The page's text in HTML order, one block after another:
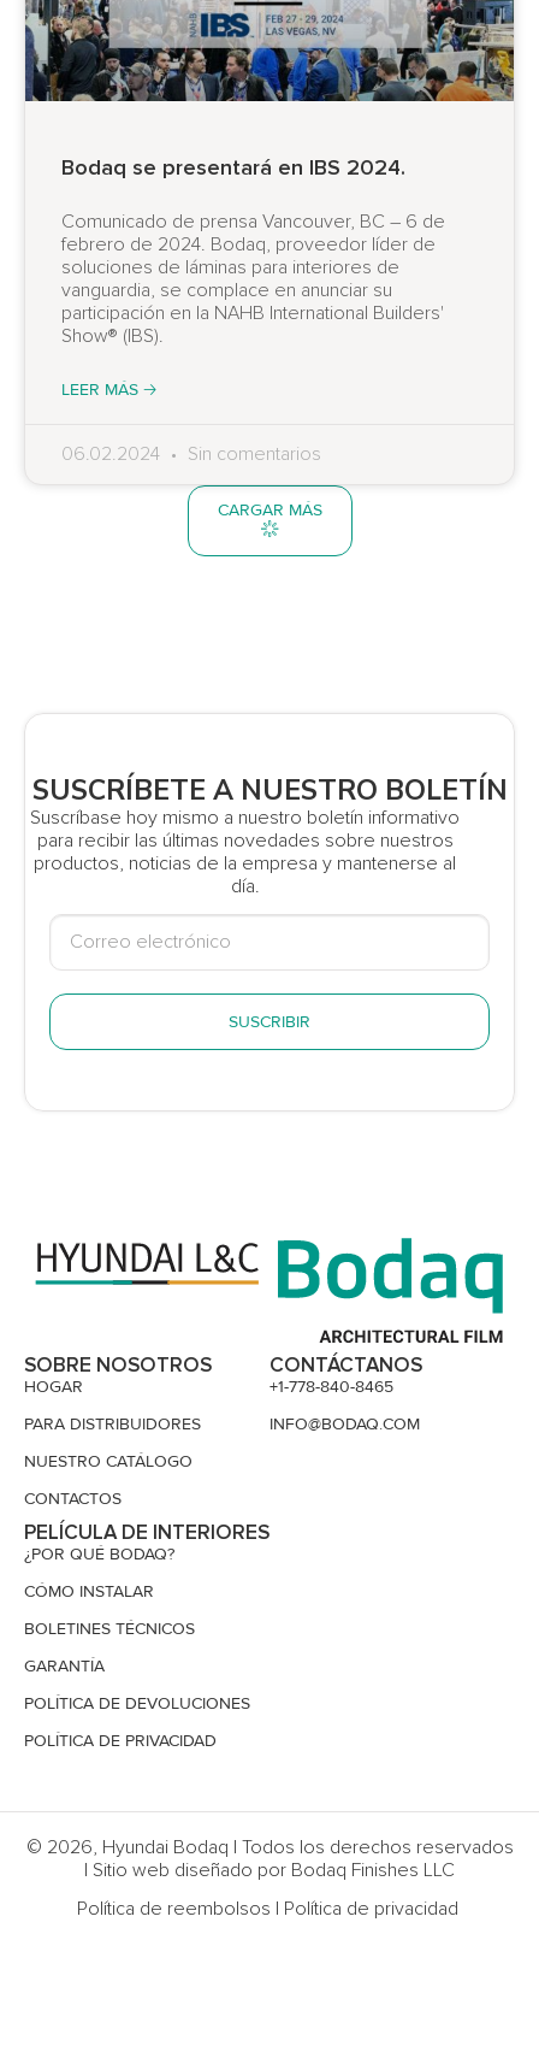
Bodaq se presentará en IBS 2024.
Comunicado de prensa Vancouver, BC – 6 de
febrero de 2024. Bodaq, proveedor líder de
soluciones de láminas para interiores de
vanguardia, se complace en anunciar su
participación en la NAHB International Builders'
Show® (IBS).
LEER MÁS 🡢
06.02.2024 Sin comentarios
CARGAR MÁS
SUSCRÍBETE A NUESTRO BOLETÍN
Suscríbase hoy mismo a nuestro boletín informativo
para recibir las últimas novedades sobre nuestros
productos, noticias de la empresa y mantenerse al
día.
SUSCRIBIR
SOBRE NOSOTROS
HOGAR
PARA DISTRIBUIDORES
NUESTRO CATÁLOGO
CONTACTOS
PELÍCULA DE INTERIORES
¿POR QUÉ BODAQ?
CÓMO INSTALAR
BOLETINES TÉCNICOS
GARANTÍA
POLÍTICA DE DEVOLUCIONES
POLÍTICA DE PRIVACIDAD
CONTÁCTANOS
+1-778-840-8465
INFO@BODAQ.COM
© 2026, Hyundai Bodaq | Todos los derechos reservados
| Sitio web diseñado por Bodaq Finishes LLC
Política de reembolsos | Política de privacidad